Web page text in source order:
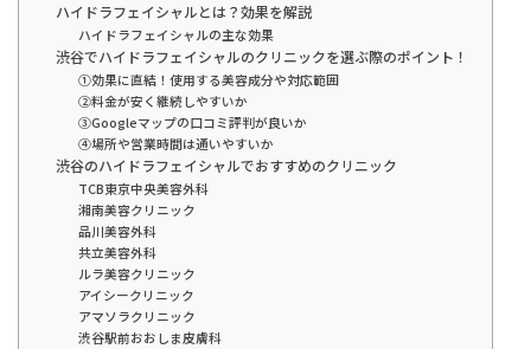
ハイドラフェイシャルとは？効果を解説
ハイドラフェイシャルの主な効果
渋谷でハイドラフェイシャルのクリニックを選ぶ際のポイント！
①効果に直結！使用する美容成分や対応範囲
②料金が安く継続しやすいか
③Googleマップの口コミ評判が良いか
④場所や営業時間は通いやすいか
渋谷のハイドラフェイシャルでおすすめのクリニック
TCB東京中央美容外科
湘南美容クリニック
品川美容外科
共立美容外科
ルラ美容クリニック
アイシークリニック
アマソラクリニック
渋谷駅前おおしま皮膚科